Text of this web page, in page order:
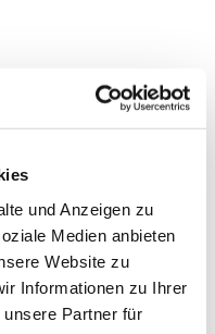
und Anzeigen zu
Medien anbieten
Website zu
Informationen zu Ihrer
Partner für
eignet sich auch
zum Verweilen ein.
Materialien.
21900